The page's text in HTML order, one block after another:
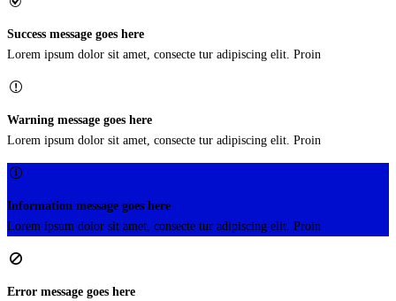
Success message goes here
Lorem ipsum dolor sit amet, consecte tur adipiscing elit. Proin
Warning message goes here
Lorem ipsum dolor sit amet, consecte tur adipiscing elit. Proin
Information message goes here
Lorem ipsum dolor sit amet, consecte tur adipiscing elit. Proin
Error message goes here